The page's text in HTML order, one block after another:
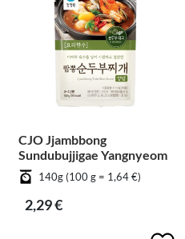
CJO Jjambbong
Sundubujjigae Yangnyeom
140g (100 g = 1,64 €)
2,29 €